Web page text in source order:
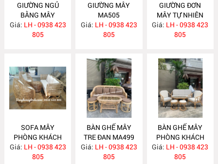
GIƯỜNG NGỦ
BẰNG MÂY
MA506
Giá: LH - 0938 423
805
GIƯỜNG MÂY
MA505
Giá: LH - 0938 423
805
GIƯỜNG ĐƠN
MÂY TỰ NHIÊN
MA504
Giá: LH - 0938 423
805
SOFA MÂY
PHÒNG KHÁCH
KIỂU HIỆN ĐẠI
MA502
Giá: LH - 0938 423
805
BÀN GHẾ MÂY
TRE ĐAN MA499
Giá: LH - 0938 423
805
BÀN GHẾ MÂY
PHÒNG KHÁCH
KIỂU HIỆN ĐẠI
MA493
Giá: LH - 0938 423
805